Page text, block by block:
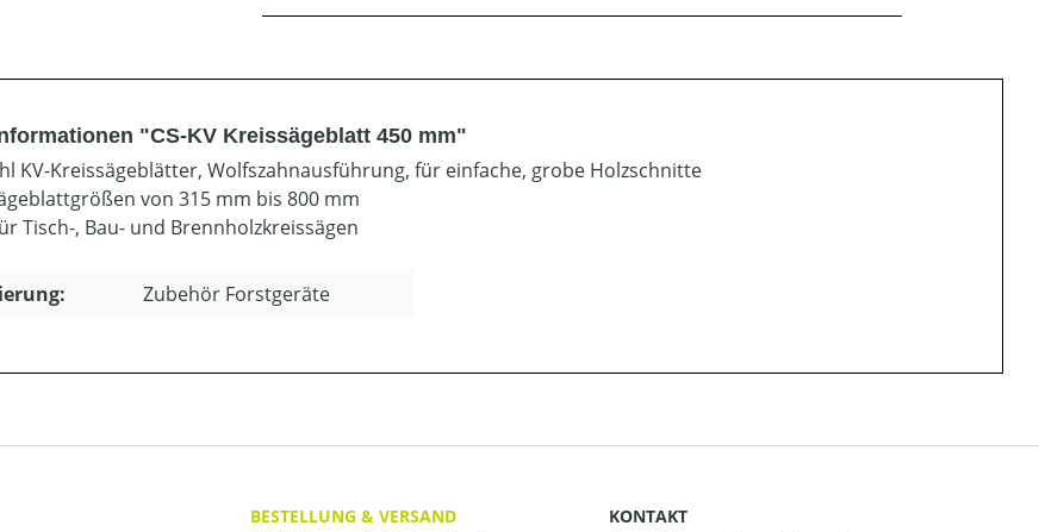
"CS-KV Kreissägeblatt 450 mm"
KV-Kreissägeblätter, Wolfszahnausführung, für einfache, grobe Holzschnitte
von 315 mm bis 800 mm
Tisch-, Bau- und Brennholzkreissägen
Zubehör Forstgeräte
BESTELLUNG & VERSAND
KONTAKT